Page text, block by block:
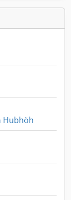
Hubhöh